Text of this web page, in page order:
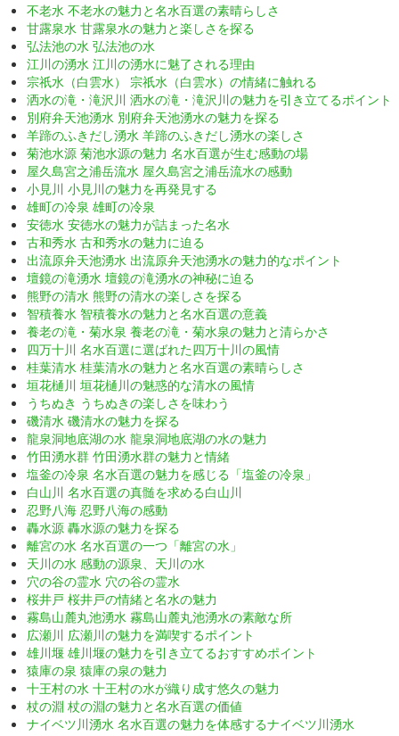
不老水 不老水の魅力と名水百選の素晴らしさ
甘露泉水 甘露泉水の魅力と楽しさを探る
弘法池の水 弘法池の水
江川の湧水 江川の湧水に魅了される理由
宗祇水（白雲水） 宗祇水（白雲水）の情緒に触れる
洒水の滝・滝沢川 洒水の滝・滝沢川の魅力を引き立てるポイント
別府弁天池湧水 別府弁天池湧水の魅力を探る
羊蹄のふきだし湧水 羊蹄のふきだし湧水の楽しさ
菊池水源 菊池水源の魅力 名水百選が生む感動の場
屋久島宮之浦岳流水 屋久島宮之浦岳流水の感動
小見川 小見川の魅力を再発見する
雄町の冷泉 雄町の冷泉
安徳水 安徳水の魅力が詰まった名水
古和秀水 古和秀水の魅力に迫る
出流原弁天池湧水 出流原弁天池湧水の魅力的なポイント
壇鏡の滝湧水 壇鏡の滝湧水の神秘に迫る
熊野の清水 熊野の清水の楽しさを探る
智積養水 智積養水の魅力と名水百選の意義
養老の滝・菊水泉 養老の滝・菊水泉の魅力と清らかさ
四万十川 名水百選に選ばれた四万十川の風情
桂葉清水 桂葉清水の魅力と名水百選の素晴らしさ
垣花樋川 垣花樋川の魅惑的な清水の風情
うちぬき うちぬきの楽しさを味わう
磯清水 磯清水の魅力を探る
龍泉洞地底湖の水 龍泉洞地底湖の水の魅力
竹田湧水群 竹田湧水群の魅力と情緒
塩釜の冷泉 名水百選の魅力を感じる「塩釜の冷泉」
白山川 名水百選の真髄を求める白山川
忍野八海 忍野八海の感動
轟水源 轟水源の魅力を探る
離宮の水 名水百選の一つ「離宮の水」
天川の水 感動の源泉、天川の水
穴の谷の霊水 穴の谷の霊水
桜井戸 桜井戸の情緒と名水の魅力
霧島山麓丸池湧水 霧島山麓丸池湧水の素敵な所
広瀬川 広瀬川の魅力を満喫するポイント
雄川堰 雄川堰の魅力を引き立てるおすすめポイント
猿庫の泉 猿庫の泉の魅力
十王村の水 十王村の水が織り成す悠久の魅力
杖の淵 杖の淵の魅力と名水百選の価値
ナイベツ川湧水 名水百選の魅力を体感するナイベツ川湧水